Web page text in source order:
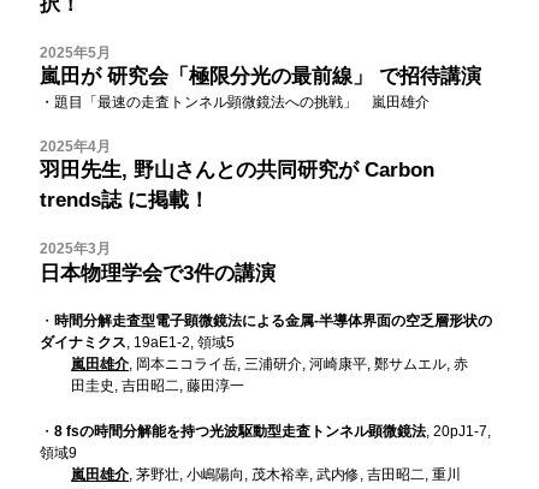
2025年5月
嵐田が研究会「極限分光の最前線」 で招待講演
・題目「最速の走査トンネル顕微鏡法への挑戦」 嵐田雄介
2025年4月
羽田先生, 野山さんとの共同研究がCarbon
trends誌に掲載！
2025年3月
日本物理学会で3件の講演
・時間分解走査型電子顕微鏡法による金属-半導体界面の空乏層形状の
ダイナミクス , 19aE1-2, 領域5
嵐田雄介 , 岡本ニコライ岳, 三浦研介, 河崎康平, 鄭サムエル, 赤
田圭史, 吉田昭二, 藤田淳一
・8 fsの時間分解能を持つ光波駆動型走査トンネル顕微鏡法 , 20pJ1-7,
領域9
嵐田雄介 , 茅野壮, 小嶋陽向, 茂木裕幸, 武内修, 吉田昭二, 重川